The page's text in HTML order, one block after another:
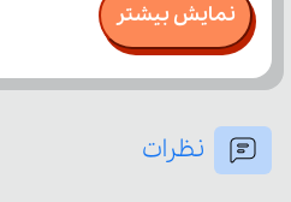
نمایش بیشتر
نظرات